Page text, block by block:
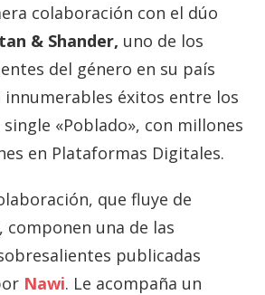
colaboración con el dúo
& Shander, uno de los
del género en su país
innumerables éxitos entre los
«Poblado», con millones
en Plataformas Digitales.
que fluye de
componen una de las
publicadas
Nawi. Le acompaña un